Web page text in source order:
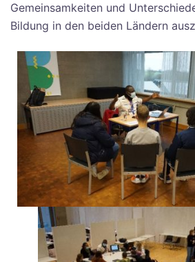
Gemeinsamkeiten und
Bildung in den beiden Ländern